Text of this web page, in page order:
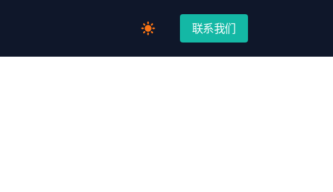
Switch to light / dark version
联系我们